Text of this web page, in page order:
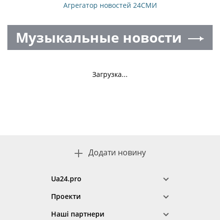
Агрегатор новостей 24СМИ
Музыкальные новости
Загрузка...
Додати новину
Ua24.pro
Проекти
Наші партнери